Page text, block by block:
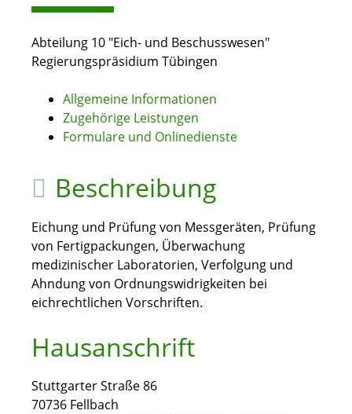
Abteilung 10 "Eich- und Beschusswesen"
Regierungspräsidium Tübingen
Allgemeine Informationen
Zugehörige Leistungen
Formulare und Onlinedienste
Beschreibung
Eichung und Prüfung von Messgeräten, Prüfung
von Fertigpackungen, Überwachung
medizinischer Laboratorien, Verfolgung und
Ahndung von Ordnungswidrigkeiten bei
eichrechtlichen Vorschriften.
Hausanschrift
Stuttgarter Straße 86
70736 Fellbach